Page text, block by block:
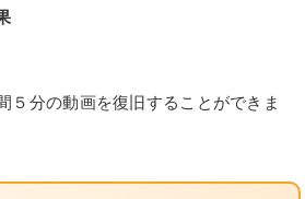
５分の動画を復旧することができま